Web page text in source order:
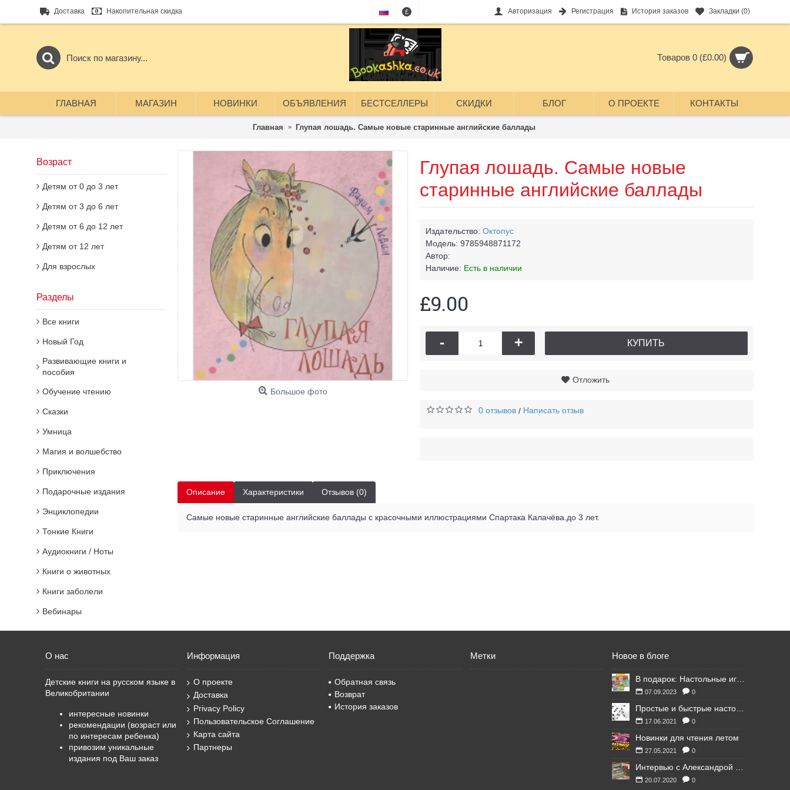
Доставка Накопительная скидка £ Авторизация Регистрация История заказов Закладки (0)
Товаров 0 (£0.00)
ГЛАВНАЯ МАГАЗИН НОВИНКИ ОБЪЯВЛЕНИЯ БЕСТСЕЛЛЕРЫ СКИДКИ БЛОГ О ПРОЕКТЕ КОНТАКТЫ
Главная Глупая лошадь. Самые новые старинные английские баллады
Возраст
Детям от 0 до 3 лет
Детям от 3 до 6 лет
Детям от 6 до 12 лет
Детям от 12 лет
Для взрослых
Разделы
Все книги
Новый Год
Развивающие книги и
пособия
Обучение чтению
Сказки
Умница
Магия и волшебство
Приключения
Подарочные издания
Энциклопедии
Тонкие Книги
Аудиокниги / Ноты
Книги о животных
Книги заболели
Вебинары
Большое фото
Глупая лошадь. Самые новые
старинные английские баллады
Издательство: Октопус
Модель: 9785948871172
Автор:
Наличие: Есть в наличии
£9.00
- + КУПИТЬ
Отложить
0 отзывов / Написать отзыв
Описание Характеристики Отзывов (0)
Самые новые старинные английские баллады с красочными иллюстрациями Спартака Калачёва.до 3 лет.
О нас
Детские книги на русском языке в
Великобритании
интересные новинки
рекомендации (возраст или
по интересам ребенка)
привозим уникальные
издания под Ваш заказ
Информация
О проекте
Доставка
Privacy Policy
Пользовательское Соглашение
Карта сайта
Партнеры
Поддержка
Обратная связь
Возврат
История заказов
Метки Новое в блоге
07.09.2023 0
17.06.2021 0
Новинки для чтения летом
27.05.2021 0
20.07.2020 0